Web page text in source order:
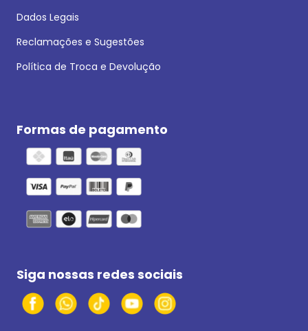
Dados Legais
Reclamações e Sugestões
Política de Troca e Devolução
Formas de pagamento
Siga nossas redes sociais